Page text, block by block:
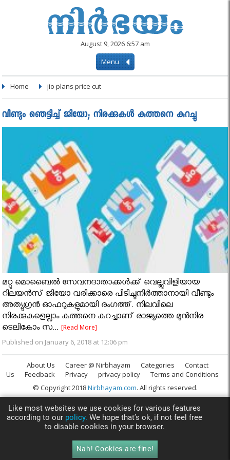
August 9, 2026 6:57 am
Menu
Home jio plans price cut
വീണ്ടും ഞെട്ടിച്ച് ജിയോ; നിരക്കുകള്‍ കുത്തനെ കുറച്ചു
മറ്റു മൊബൈല്‍ സേവനദാതാക്കള്‍ക്ക് വെല്ലുവിളിയായ
റിലയന്‍സ് ജിയോ വരിക്കാരെ പിടിച്ചുനിര്‍ത്താനായി വീണ്ടും
അത്യുഗ്രന്‍ ഓഫറുകളുമായി രംഗത്ത്. നിലവിലെ
നിരക്കുകളെല്ലാം കുത്തനെ കുറച്ചാണ് രാജ്യത്തെ മുന്‍നിര
ടെലികോം സ...[Read More]
Published on January 6, 2018 at 12:06 pm
About Us Career @ Nirbhayam Categories
Contact
Us
Feedback Privacy privacy policy
Terms and Conditions
© Copyright 2018Nirbhayam.com. All rights reserved.
Like most websites we use cookies for various features
according to our policy. We hope that’s ok, if not feel free
to disable cookies in your browser.
Nah! Cookies are fine!